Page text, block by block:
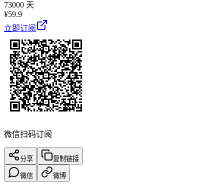
73000 天
¥59.9
立即订阅
微信扫码订阅
分享 复制链接
微信 微博